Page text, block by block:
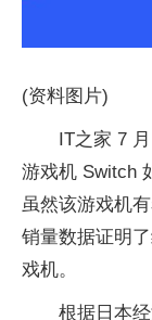
(资料图片)
IT之家 7
游戏机 Switch
虽然该游戏机
销量数据证明
戏机。
根据日本